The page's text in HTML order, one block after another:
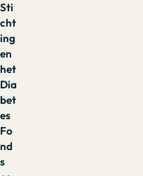
Sti
cht
ing
en
het
Dia
bet
es
Fo
nd
s